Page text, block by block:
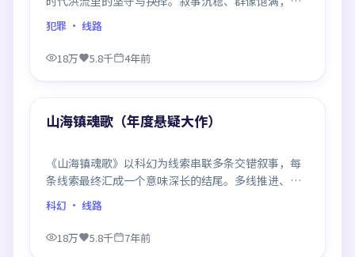
一场对手戏都打磨得克制而精确，回味悠长。
犯罪 · 线路
18万 5.8千 4年前
热门
山海镇魂歌（年度悬疑大作）
《山海镇魂歌》以科幻为线索串联多条交错叙事，每
条线索最终汇成一个意味深长的结尾。多线推进、信
息密度大，二刷时仍有新发现。
科幻 · 线路
18万 5.8千
7年前